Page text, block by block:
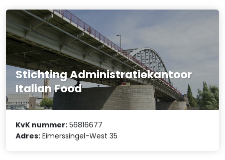
Stichting Administratiekantoor
Italian Food
KvK nummer: 56816677
Adres: Eimerssingel-West 35